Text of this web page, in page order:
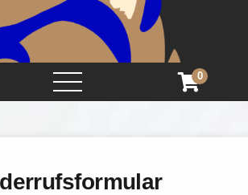
open
menu
0